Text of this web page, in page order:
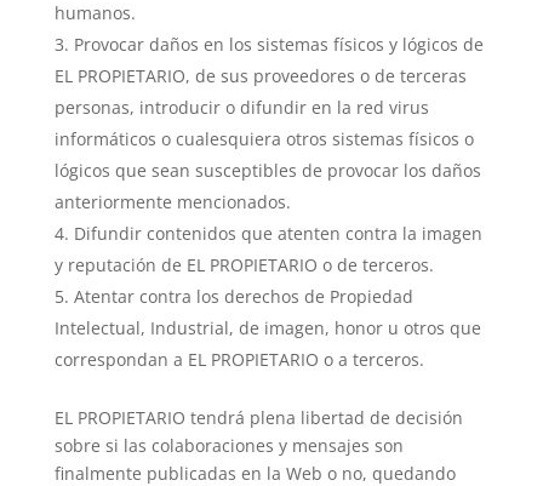
humanos.
Provocar daños en los sistemas físicos y lógicos de
EL PROPIETARIO, de sus proveedores o de terceras
personas, introducir o difundir en la red virus
informáticos o cualesquiera otros sistemas físicos o
lógicos que sean susceptibles de provocar los daños
anteriormente mencionados.
Difundir contenidos que atenten contra la imagen
y reputación de EL PROPIETARIO o de terceros.
Atentar contra los derechos de Propiedad
Intelectual, Industrial, de imagen, honor u otros que
correspondan a EL PROPIETARIO o a terceros.
EL PROPIETARIO tendrá plena libertad de decisión
sobre si las colaboraciones y mensajes son
finalmente publicadas en la Web o no, quedando